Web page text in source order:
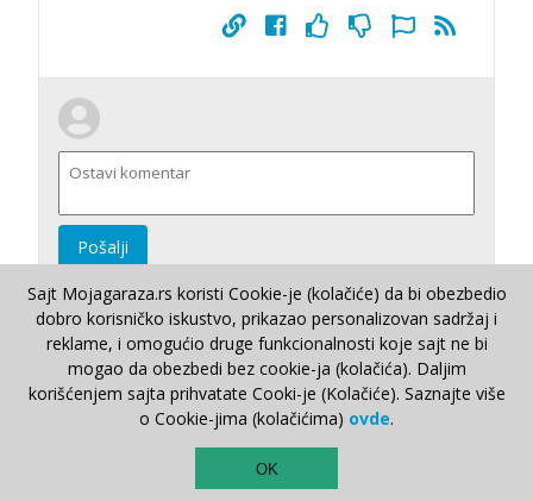
Pošalji
Sladjana Radojevic
ima pitanje o
Lada 110 Sedan (1995 - 2007)
Sajt Mojagaraza.rs koristi Cookie-je (kolačiće) da bi obezbedio
dobro korisničko iskustvo, prikazao personalizovan sadržaj i
reklame, i omogućio druge funkcionalnosti koje sajt ne bi
mogao da obezbedi bez cookie-ja (kolačića). Daljim
korišćenjem sajta prihvatate Cooki-je (Kolačiće). Saznajte više
o Cookie-jima (kolačićima) ovde.
OK